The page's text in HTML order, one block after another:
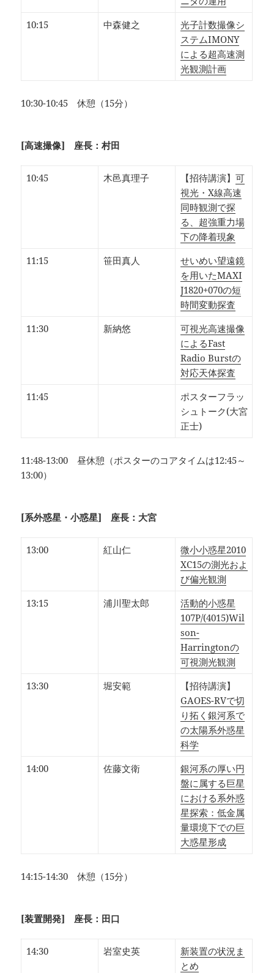
10:15
中森健之
光子計数撮像シ
ステムIMONY
による超高速測
光観測計画
10:30-10:45 休憩（15分）
[高速撮像] 座長：村田
10:45 木邑真理子 【招待講演】 可
視光・X線高速
同時観測で探
る、超強重力場
下の降着現象
11:15
笹田真人
せいめい望遠鏡
を用いたMAXI
J1820+070の短
時間変動探査
11:30
新納悠
可視光高速撮像
によるFast
Radio Burstの
対応天体探査
11:45
ポスターフラッ
シュトーク(大宮
正士)
11:48-13:00 昼休憩（ポスターのコアタイムは12:45～
13:00）
[系外惑星・小惑星] 座長：大宮
13:00 紅山仁
微小小惑星2010
XC15の測光およ
び偏光観測
13:15
浦川聖太郎
活動的小惑星
107P/(4015)Wil
son-
Harringtonの
可視測光観測
13:30
堀安範
【招待講演】
GAOES-RVで切
り拓く銀河系で
の太陽系外惑星
科学
14:00
佐藤文衛
銀河系の厚い円
盤に属する巨星
における系外惑
星探索：低金属
量環境下での巨
大惑星形成
14:15-14:30 休憩（15分）
[装置開発] 座長：田口
14:30 岩室史英
新装置の状況ま
とめ